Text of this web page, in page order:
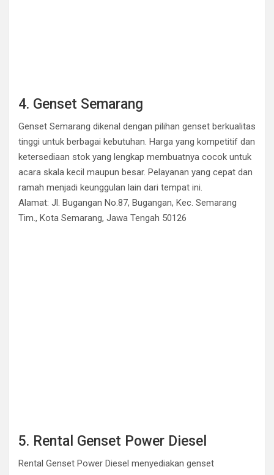
4. Genset Semarang
Genset Semarang dikenal dengan pilihan genset berkualitas
tinggi untuk berbagai kebutuhan. Harga yang kompetitif dan
ketersediaan stok yang lengkap membuatnya cocok untuk
acara skala kecil maupun besar. Pelayanan yang cepat dan
ramah menjadi keunggulan lain dari tempat ini.
Alamat: Jl. Bugangan No.87, Bugangan, Kec. Semarang
Tim., Kota Semarang, Jawa Tengah 50126
5. Rental Genset Power Diesel
Rental Genset Power Diesel menyediakan genset